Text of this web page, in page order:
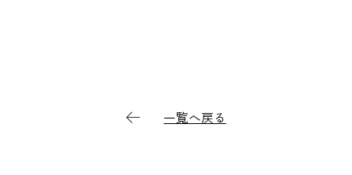
一覧へ戻る